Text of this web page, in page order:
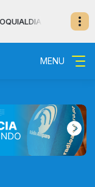
DIA A DIA COM OS
MENU